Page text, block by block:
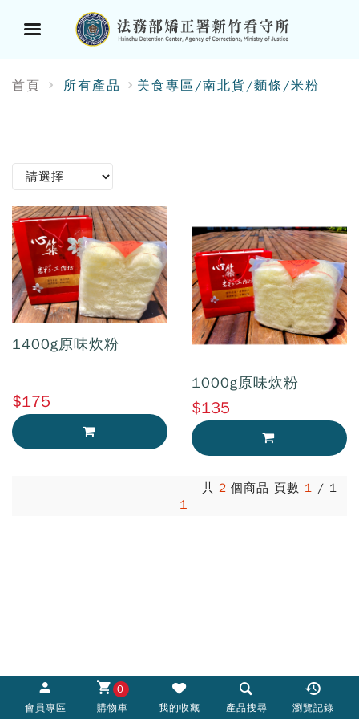
單
鈕
首頁 所有產品 美食專區/南北貨/麵條/米粉
1400g原味炊粉
$175
1000g原味炊粉
$135
1
共 2 個商品 頁數 1 / 1
會員專區
0
購物車 我的收藏 產品搜尋 瀏覽記錄